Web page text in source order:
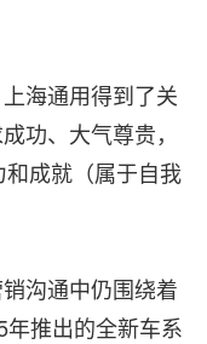
海通用得到了关
功、大气尊贵，
成就（属于自我
沟通中仍围绕着
推出的全新车系